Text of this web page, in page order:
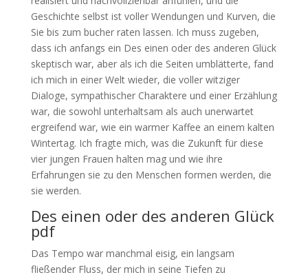
Geschichte selbst ist voller Wendungen und Kurven, die
Sie bis zum bucher raten lassen. Ich muss zugeben,
dass ich anfangs ein Des einen oder des anderen Glück
skeptisch war, aber als ich die Seiten umblätterte, fand
ich mich in einer Welt wieder, die voller witziger
Dialoge, sympathischer Charaktere und einer Erzählung
war, die sowohl unterhaltsam als auch unerwartet
ergreifend war, wie ein warmer Kaffee an einem kalten
Wintertag. Ich fragte mich, was die Zukunft für diese
vier jungen Frauen halten mag und wie ihre
Erfahrungen sie zu den Menschen formen werden, die
sie werden.
Des einen oder des anderen Glück
pdf
Das Tempo war manchmal eisig, ein langsam
fließender Fluss, der mich in seine Tiefen zu